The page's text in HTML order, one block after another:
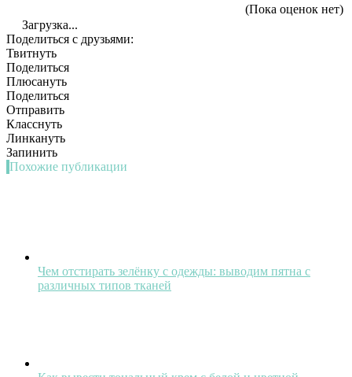
(Пока оценок нет)
Загрузка...
Поделиться с друзьями:
Твитнуть
Поделиться
Плюсануть
Поделиться
Отправить
Класснуть
Линкануть
Запинить
Похожие публикации
Чем отстирать зелёнку с одежды: выводим пятна с
различных типов тканей